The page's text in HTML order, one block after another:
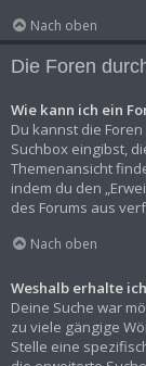
Nach oben
Die Foren
Wie kann ich ein
Du kannst die
Suchbox eingibst,
Themenansicht
indem du den
des Forums aus
Nach oben
Weshalb erhalte
Deine Suche war
zu viele gängige
Stelle eine